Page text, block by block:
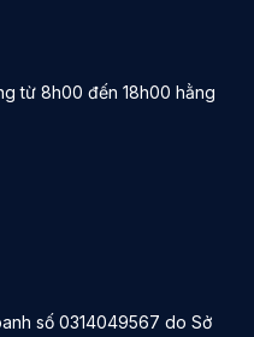
từ 8h00 đến 18h00 hằng
số 0314049567 do Sở